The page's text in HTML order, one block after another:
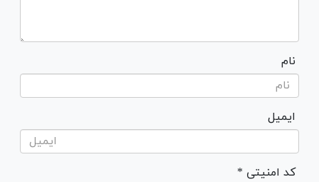
نام
ایمیل
* کد امنیتی